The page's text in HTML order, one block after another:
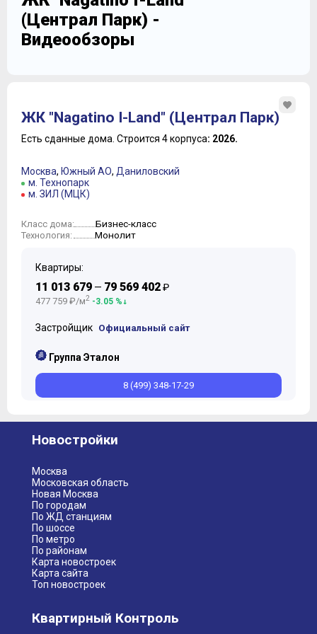
(Централ Парк) -
Видеообзоры
ЖК "Nagatino I-Land" (Централ Парк)
Есть сданные дома. Строится 4 корпуса: 2026.
Москва, Южный АО, Даниловский
м. Технопарк
м. ЗИЛ (МЦК)
Класс дома: Бизнес-класс
Технология: Монолит
Квартиры:
11 013 679 — 79 569 402₽
477 759 ₽/м2 -3.05 %
Застройщик Официальный сайт
Группа Эталон
8 (499) 348-17-29
Новостройки
Москва
Московская область
Новая Москва
По городам
По ЖД станциям
По шоссе
По метро
По районам
Карта новостроек
Карта сайта
Топ новостроек
Квартирный Контроль